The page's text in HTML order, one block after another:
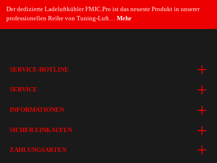
Der dedizierte Ladeluftkühler FMIC.Pro ist das neueste Produkt in unserer
professionellen Reihe von Tuning-Luft… Mehr
SERVICE-HOTLINE
SERVICE
INFORMATIONEN
SICHER EINKAUFEN
ZAHLUNGSARTEN